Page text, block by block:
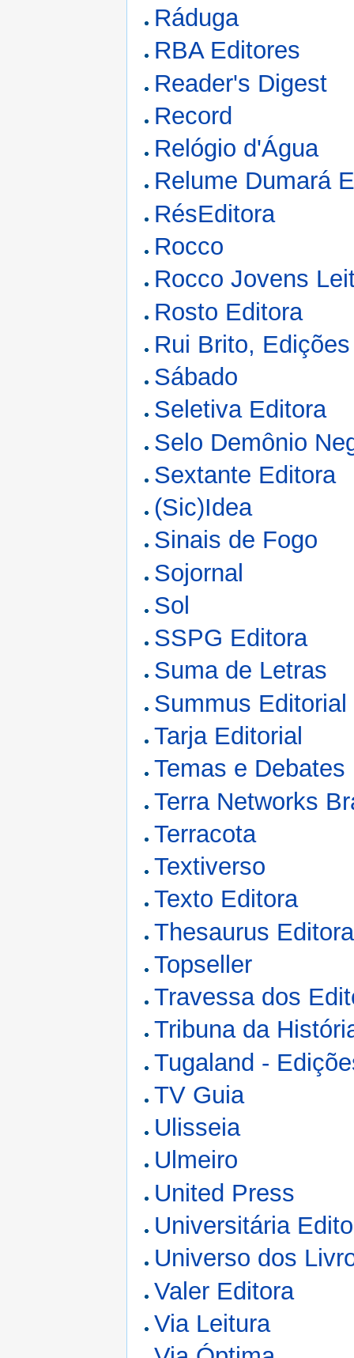
Ráduga
RBA Editores
Reader's Digest
Record
Relógio d'Água
Relume Dumará
RésEditora
Rocco
Rocco Jovens
Rosto Editora
Rui Brito, Edições
Sábado
Seletiva Editora
Selo Demônio
Sextante Editora
(Sic)Idea
Sinais de Fogo
Sojornal
Sol
SSPG Editora
Suma de Letras
Summus Editorial
Tarja Editorial
Temas e Debates
Terra Networks
Terracota
Textiverso
Texto Editora
Thesaurus Editora
Topseller
Travessa dos
Tribuna da
Tugaland -
TV Guia
Ulisseia
Ulmeiro
United Press
Universitária
Universo dos
Valer Editora
Via Leitura